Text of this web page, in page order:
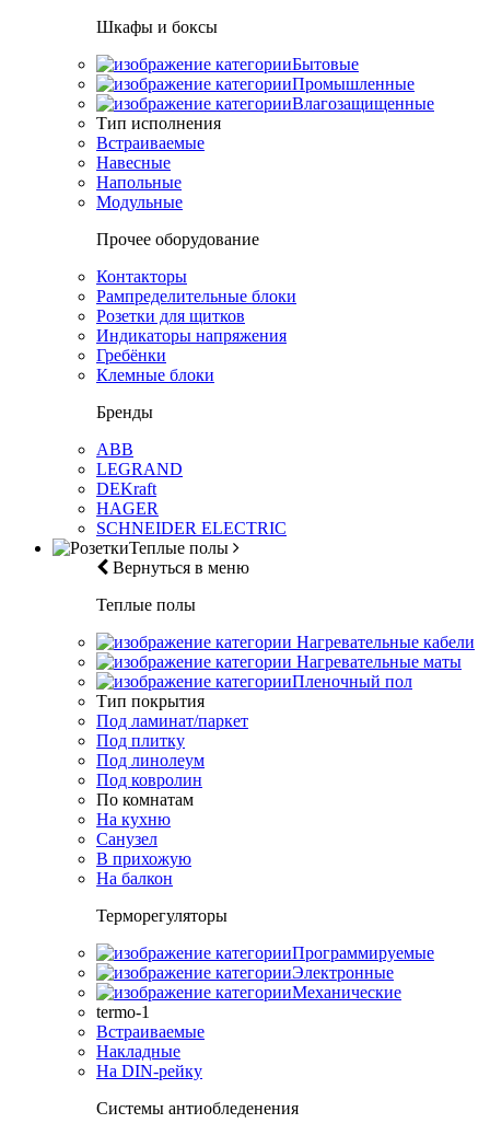
Шкафы и боксы
Бытовые
Промышленные
Влагозащищенные
Тип исполнения
Встраиваемые
Навесные
Напольные
Модульные
Прочее оборудование
Контакторы
Рампределительные блоки
Розетки для щитков
Индикаторы напряжения
Гребёнки
Клемные блоки
Бренды
ABB
LEGRAND
DEKraft
HAGER
SCHNEIDER ELECTRIC
Теплые полы
Вернуться в меню
Теплые полы
Нагревательные кабели
Нагревательные маты
Пленочный пол
Тип покрытия
Под ламинат/паркет
Под плитку
Под линолеум
Под ковролин
По комнатам
На кухню
Санузел
В прихожую
На балкон
Терморегуляторы
Программируемые
Электронные
Механические
termo-1
Встраиваемые
Накладные
На DIN-рейку
Системы антиобледенения